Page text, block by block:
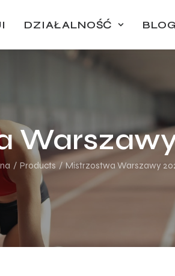
DZIAŁALNOŚĆ BLOG
Products Mistrzostwa Warszawy